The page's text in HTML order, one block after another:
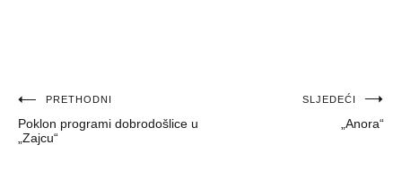
Navigacija
objava
PRETHODNI
Poklon programi dobrodošlice u
„Zajcu“
SLJEDEĆI
„Anora“